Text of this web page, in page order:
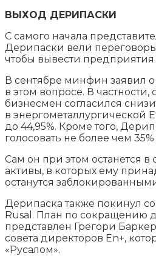
ВЫХОД ДЕРИПАСКИ
С самого начала
Дерипаски вели
чтобы вывести
В сентябре минфин заявил
в этом вопросе. В частности,
бизнесмен согласился
в энергометаллургической
до 44,95%. Кроме того,
голосовать не более чем
Сам он при этом останется в
активы, в которых ему
останутся
Дерипаска также покинул
Rusal. План по сокращению
представлен Грегори
совета директоров En+,
«Русалом».